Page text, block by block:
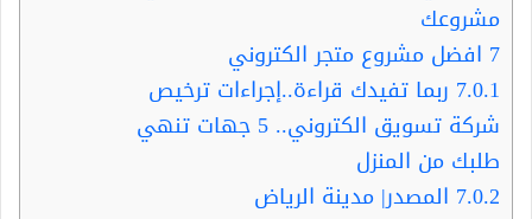
مشروعك
7 افضل مشروع متجر الكتروني
7.0.1 ربما تفيدك قراءة..إجراءات ترخيص
شركة تسويق الكتروني.. 5 جهات تنهي
طلبك من المنزل
7.0.2 المصدر| مدينة الرياض